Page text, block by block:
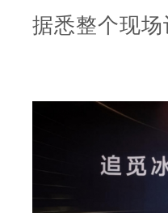
据悉整个现